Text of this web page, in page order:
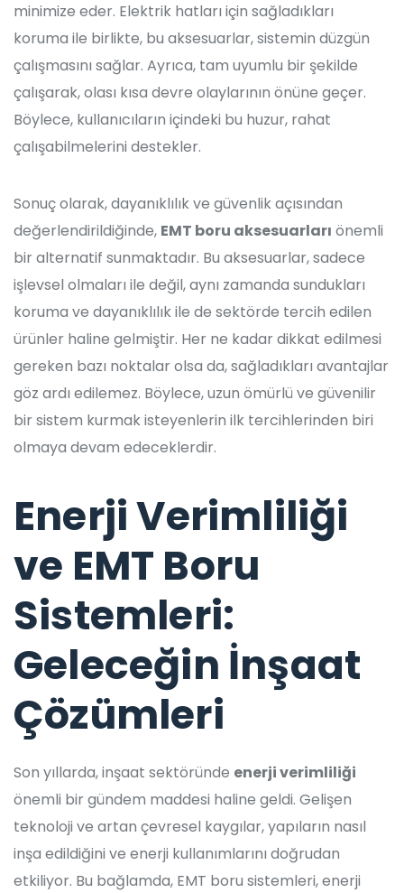
minimize eder. Elektrik hatları için sağladıkları
koruma ile birlikte, bu aksesuarlar, sistemin düzgün
çalışmasını sağlar. Ayrıca, tam uyumlu bir şekilde
çalışarak, olası kısa devre olaylarının önüne geçer.
Böylece, kullanıcıların içindeki bu huzur, rahat
çalışabilmelerini destekler.
Sonuç olarak, dayanıklılık ve güvenlik açısından
değerlendirildiğinde, EMT boru aksesuarları önemli
bir alternatif sunmaktadır. Bu aksesuarlar, sadece
işlevsel olmaları ile değil, aynı zamanda sundukları
koruma ve dayanıklılık ile de sektörde tercih edilen
ürünler haline gelmiştir. Her ne kadar dikkat edilmesi
gereken bazı noktalar olsa da, sağladıkları avantajlar
göz ardı edilemez. Böylece, uzun ömürlü ve güvenilir
bir sistem kurmak isteyenlerin ilk tercihlerinden biri
olmaya devam edeceklerdir.
Enerji Verimliliği
ve EMT Boru
Sistemleri:
Geleceğin İnşaat
Çözümleri
Son yıllarda, inşaat sektöründe enerji verimliliği
önemli bir gündem maddesi haline geldi. Gelişen
teknoloji ve artan çevresel kaygılar, yapıların nasıl
inşa edildiğini ve enerji kullanımlarını doğrudan
etkiliyor. Bu bağlamda, EMT boru sistemleri, enerji